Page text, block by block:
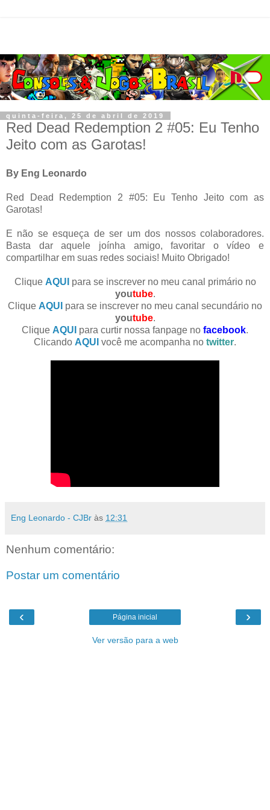
quinta-feira, 25 de abril de 2019
Red Dead Redemption 2 #05: Eu Tenho
Jeito com as Garotas!
By Eng Leonardo
Red Dead Redemption 2 #05: Eu Tenho Jeito com as
Garotas!
E não se esqueça de ser um dos nossos colaboradores.
Basta dar aquele joínha amigo, favoritar o vídeo e
compartilhar em suas redes sociais! Muito Obrigado!
Clique AQUI para se inscrever no meu canal primário no
youtube.
Clique AQUI para se inscrever no meu canal secundário no
youtube.
Clique AQUI para curtir nossa fanpage no facebook.
Clicando AQUI você me acompanha no twitter.
Eng Leonardo - CJBr às 12:31
Nenhum comentário:
Postar um comentário
‹ ›
Página inicial
Ver versão para a web